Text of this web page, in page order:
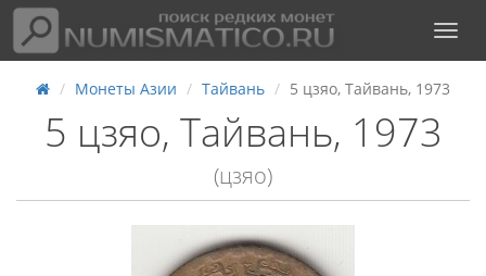
Монеты Азии Тайвань 5 цзяо, Тайвань, 1973
5 цзяо, Тайвань, 1973
(цзяо)